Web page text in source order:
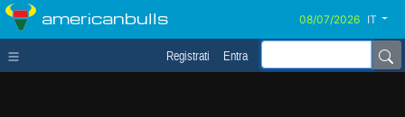
americanbulls IT
Registrati Entra